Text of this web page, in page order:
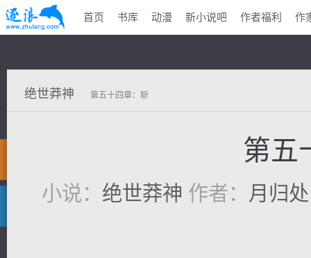
首页 书库 动漫 新小说吧 作者福利 作
绝世莽神 第五十四章：斩
第五
小说： 绝世莽神 作者： 月归处